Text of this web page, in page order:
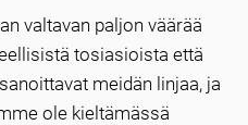
valtavan paljon väärää
tosiasioista että
meidän linjaa, ja
ole kieltämässä